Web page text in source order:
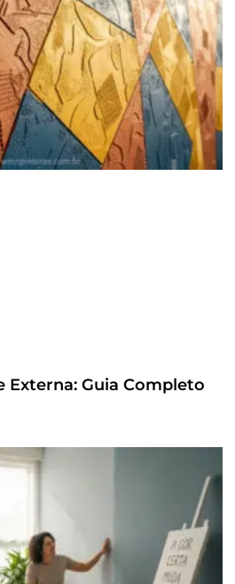
Externa: Guia Completo